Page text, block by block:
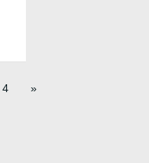
4 »